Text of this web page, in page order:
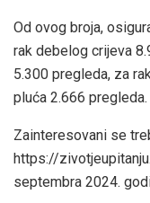
Od ovog broja,
rak debelog crijeva
5.300 pregleda, za
pluća 2.666 pregleda.
Zainteresovani se
https://
septembra 2024.